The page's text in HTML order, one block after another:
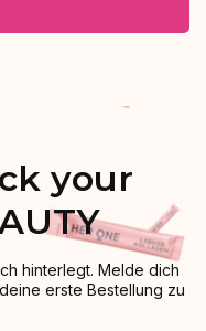
your
hinterlegt. Melde dich
erste Bestellung zu